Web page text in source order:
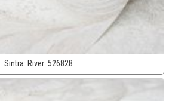
Sintra: River: 526828